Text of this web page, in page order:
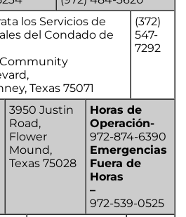
los Servicios de
del Condado de
Texas 75071
(372)
547-
7292
3950 Justin
Road,
Flower
Mound,
Texas 75028
Horas de
Operación-
972-874-6390
Emergencias
Fuera de
Horas
–
972-539-0525